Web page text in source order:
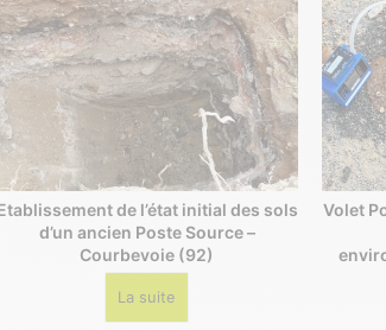
de l’état initial des sols
d’un ancien Poste Source –
Courbevoie (92)
La suite
Volet